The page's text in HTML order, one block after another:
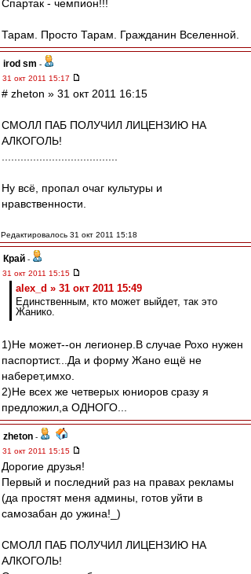
Спартак - чемпион!!!
Тарам. Просто Тарам. Гражданин Вселенной.
irod sm -
31 окт 2011 15:17
# zheton » 31 окт 2011 16:15
СМОЛЛ ПАБ ПОЛУЧИЛ ЛИЦЕНЗИЮ НА
АЛКОГОЛЬ!
Ну всё, пропал очаг культуры и
нравственности.
Редактировалось 31 окт 2011 15:18
Край -
31 окт 2011 15:15
alex_d » 31 окт 2011 15:49
Единственным, кто может выйдет, так это
Жанико.
1)Не может--он легионер.В случае Рохо нужен
паспортист...Да и форму Жано ещё не
наберет,имхо.
2)Не всех же четверых юниоров сразу я
предложил,а ОДНОГО...
zheton -
31 окт 2011 15:15
Дорогие друзья!
Первый и последний раз на правах рекламы
(да простят меня админы, готов уйти в
самозабан до ужина!_)
СМОЛЛ ПАБ ПОЛУЧИЛ ЛИЦЕНЗИЮ НА
АЛКОГОЛЬ!